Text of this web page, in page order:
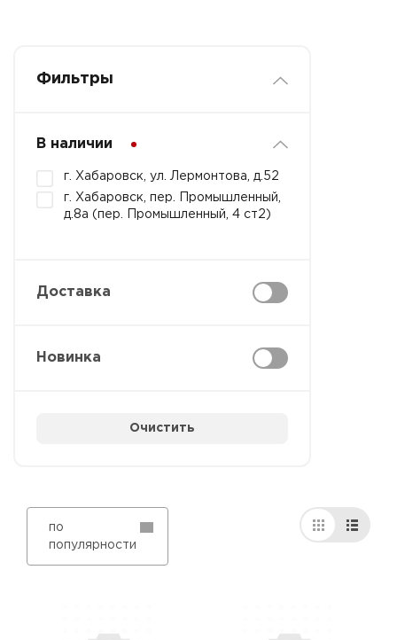
Фильтры
В наличии
г. Хабаровск, ул. Лермонтова, д.52
г. Хабаровск, пер. Промышленный,
д.8а (пер. Промышленный, 4 ст2)
Доставка
Новинка
Очистить
по
популярности